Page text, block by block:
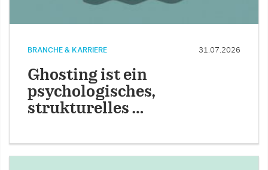
BRANCHE & KARRIERE 31.07.2026
Ghosting ist ein
psychologisches,
strukturelles …